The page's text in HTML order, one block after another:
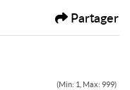
Partager
(Min: 1, Max: 999)